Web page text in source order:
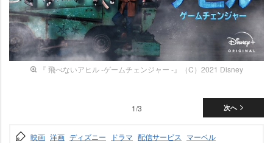
『 飛べないアヒル -ゲームチェンジャー -』（C）2021 Disney
次へ
1/3
映画 洋画 ディズニー ドラマ 配信サービス
マーベル